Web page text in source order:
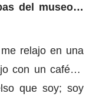
del museo…
relajo en una
con un café…
que soy; soy